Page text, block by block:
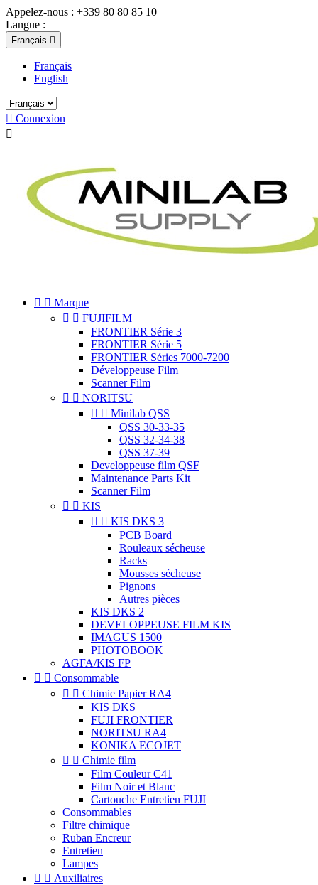
Appelez-nous : +339 80 80 85 10
Langue :
Français 
Français
English
 Connexion

  Marque
  FUJIFILM
FRONTIER Série 3
FRONTIER Série 5
FRONTIER Séries 7000-7200
Développeuse Film
Scanner Film
  NORITSU
  Minilab QSS
QSS 30-33-35
QSS 32-34-38
QSS 37-39
Developpeuse film QSF
Maintenance Parts Kit
Scanner Film
  KIS
  KIS DKS 3
PCB Board
Rouleaux sécheuse
Racks
Mousses sécheuse
Pignons
Autres pièces
KIS DKS 2
DEVELOPPEUSE FILM KIS
IMAGUS 1500
PHOTOBOOK
AGFA/KIS FP
  Consommable
  Chimie Papier RA4
KIS DKS
FUJI FRONTIER
NORITSU RA4
KONIKA ECOJET
  Chimie film
Film Couleur C41
Film Noir et Blanc
Cartouche Entretien FUJI
Consommables
Filtre chimique
Ruban Encreur
Entretien
Lampes
  Auxiliaires